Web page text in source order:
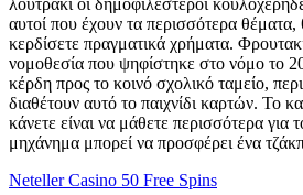
λουτράκι οι δημοφιλέστεροι
αυτοί που έχουν τα περισσότερα
κερδίσετε πραγματικά χρήματα.
νομοθεσία που ψηφίστηκε στο νόμο το
κέρδη προς το κοινό σχολικό ταμείο,
διαθέτουν αυτό το παιχνίδι καρτών. Το
κάνετε είναι να μάθετε περισσότερα για
μηχάνημα μπορεί να προσφέρει ένα
Neteller Casino 50 Free Spins